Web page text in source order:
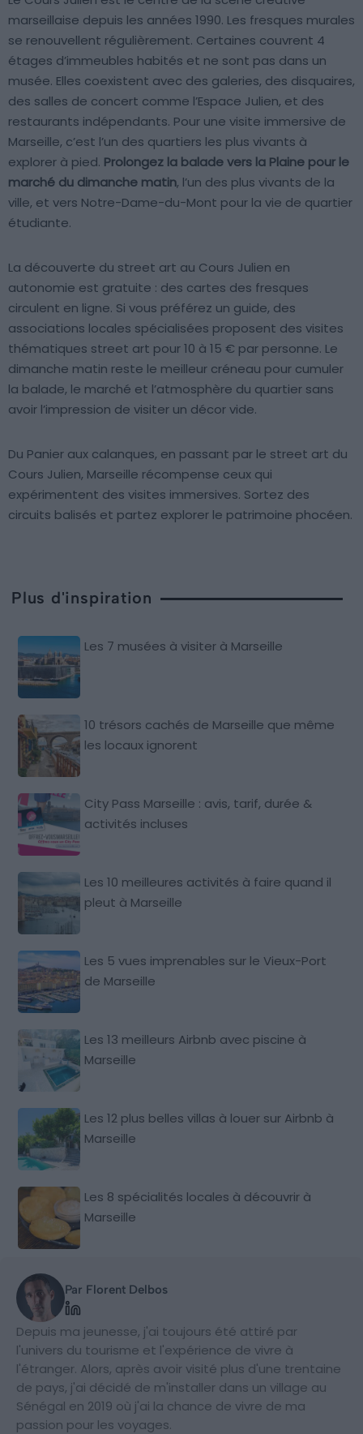
marseillaise depuis les années 1990. Les fresques murales
se renouvellent régulièrement. Certaines couvrent 4
étages d’immeubles habités et ne sont pas dans un
musée. Elles coexistent avec des galeries, des disquaires,
des salles de concert comme l’Espace Julien, et des
restaurants indépendants. Pour une visite immersive de
Marseille, c’est l’un des quartiers les plus vivants à
explorer à pied. Prolongez la balade vers la Plaine pour le
marché du dimanche matin, l’un des plus vivants de la
ville, et vers Notre-Dame-du-Mont pour la vie de quartier
étudiante.
La découverte du street art au Cours Julien en
autonomie est gratuite : des cartes des fresques
circulent en ligne. Si vous préférez un guide, des
associations locales spécialisées proposent des visites
thématiques street art pour 10 à 15 € par personne. Le
dimanche matin reste le meilleur créneau pour cumuler
la balade, le marché et l’atmosphère du quartier sans
avoir l’impression de visiter un décor vide.
Du Panier aux calanques, en passant par le street art du
Cours Julien, Marseille récompense ceux qui
expérimentent des visites immersives. Sortez des
circuits balisés et partez explorer le patrimoine phocéen.
Plus d'inspiration
Les 7 musées à visiter à Marseille
10 trésors cachés de Marseille que même
les locaux ignorent
City Pass Marseille : avis, tarif, durée &
activités incluses
Les 10 meilleures activités à faire quand il
pleut à Marseille
Les 5 vues imprenables sur le Vieux-Port
de Marseille
Les 13 meilleurs Airbnb avec piscine à
Marseille
Les 12 plus belles villas à louer sur Airbnb à
Marseille
Les 8 spécialités locales à découvrir à
Marseille
Par Florent Delbos
Depuis ma jeunesse, j'ai toujours été attiré par
l'univers du tourisme et l'expérience de vivre à
l'étranger. Alors, après avoir visité plus d'une trentaine
de pays, j'ai décidé de m'installer dans un village au
Sénégal en 2019 où j'ai la chance de vivre de ma
passion pour les voyages.